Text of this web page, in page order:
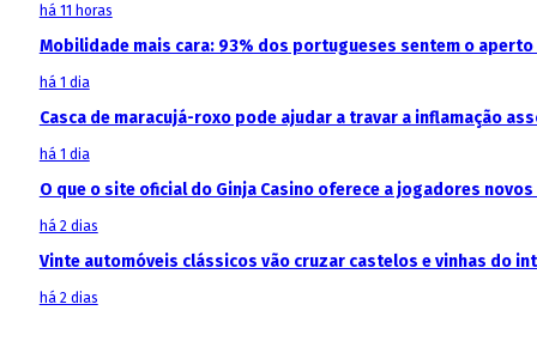
há 11 horas
Mobilidade mais cara: 93% dos portugueses sentem o
há 1 dia
Casca de maracujá-roxo pode ajudar a travar a inflamação
há 1 dia
O que o site oficial do Ginja Casino oferece a jogadores
há 2 dias
Vinte automóveis clássicos vão cruzar castelos e vinhas do
há 2 dias